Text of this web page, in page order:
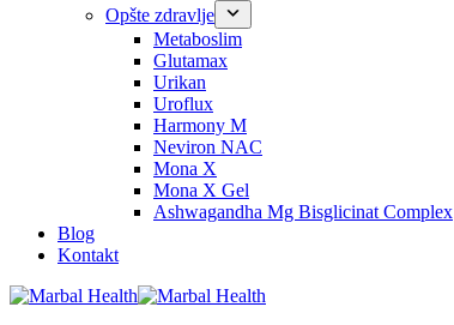
Opšte zdravlje
Metaboslim
Glutamax
Urikan
Uroflux
Harmony M
Neviron NAC
Mona X
Mona X Gel
Ashwagandha Mg Bisglicinat Complex
Blog
Kontakt